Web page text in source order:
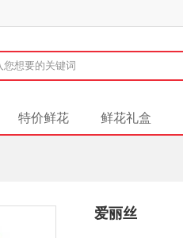
特价鲜花 鲜花礼盒
爱丽丝